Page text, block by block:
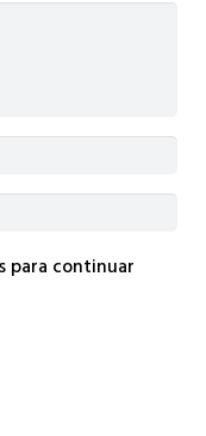
para continuar